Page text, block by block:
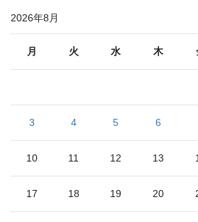
2026年8月
月 火 水 木
3 4 5 6
10 11 12 13
17 18 19 20